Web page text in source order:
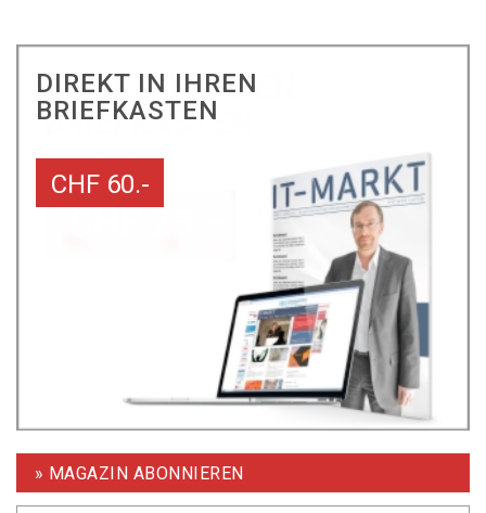
DIREKT IN IHREN
BRIEFKASTEN
CHF 60.-
» MAGAZIN ABONNIEREN